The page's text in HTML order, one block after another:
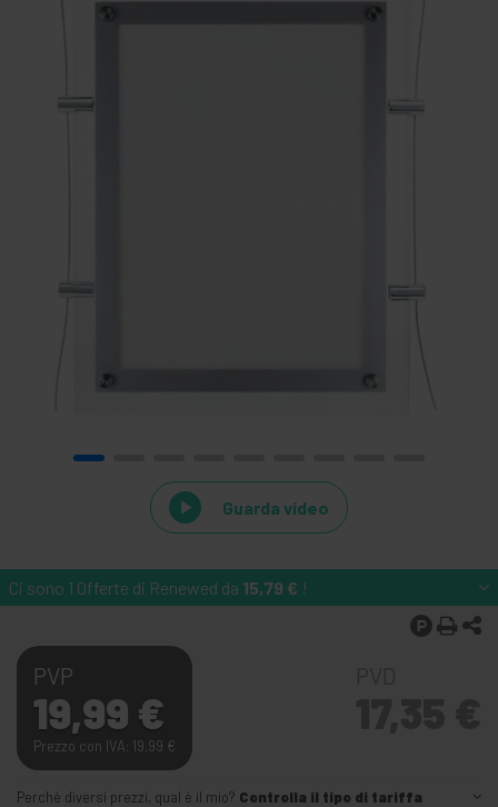
Guarda video
Ci sono 1 Offerte di Renewed da 15,79 € !
PVP
19,99 €
Prezzo con IVA: 19,99 €
Perché diversi prezzi, qual è il mio? Controlla il tipo di tariffa